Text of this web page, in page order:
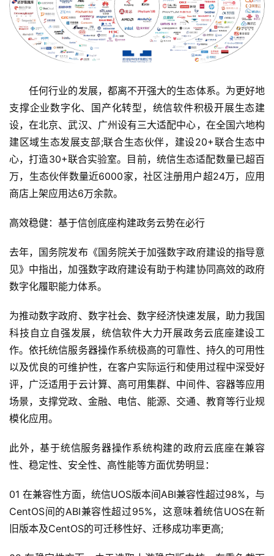
任何行业的发展，都离不开强大的生态体系。为更好地
支撑企业数字化、国产化转型，统信软件积极开展生态建
设，在北京、武汉、广州设有三大适配中心，在全国六地构
建区域生态发展支部;联合生态伙伴，建设20+联合生态中
心，打造30+联合实验室。目前，统信生态适配数量已超百
万，生态伙伴数量近6000家，社区注册用户超24万，应用
商店上架应用达6万余款。
高效稳健：基于信创底座构建政务云势在必行
去年，国务院发布《国务院关于加强数字政府建设的指导意
见》中指出，加强数字政府建设有助于构建协同高效的政府
数字化履职能力体系。
为推动数字政府、数字社会、数字经济快速发展，助力我国
科技自立自强发展，统信软件大力开展政务云底座建设工
作。依托统信服务器操作系统极高的可靠性、持久的可用性
以及优良的可维护性，在客户实际运行和使用过程中深受好
评，广泛适用于云计算、高可用集群、中间件、容器等应用
场景，支撑党政、金融、电信、能源、交通、教育等行业规
模化应用。
此外，基于统信服务器操作系统构建的政府云底座在兼容
性、稳定性、安全性、高性能等方面优势明显：
01 在兼容性方面，统信UOS版本间ABI兼容性超过98%，与
CentOS间的ABI兼容性超过95%，这意味着统信UOS在新
旧版本及CentOS的可迁移性好、迁移成功率更高;